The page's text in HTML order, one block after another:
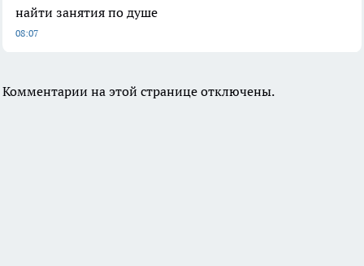
найти занятия по душе
08:07
Комментарии на этой странице отключены.